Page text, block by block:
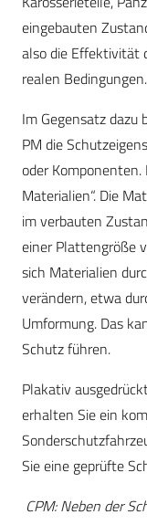
eingebauten
also die Effektivität
realen Bedingungen.
Im Gegensatz dazu
PM die
oder
Materialien“. Die
im verbauten
einer Plattengröße
sich Materialien
verändern, etwa
Umformung. Das
Schutz führen.
Plakativ
erhalten Sie ein
Sie eine geprüfte
CPM: Neben der